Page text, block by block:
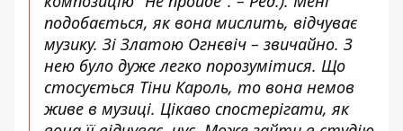
подобається, як вона мислить, відчуває
музику. Зі Златою Огнєвіч – звичайно. З
нею було дуже легко порозумітися. Що
стосується Тіни Кароль, то вона немов
живе в музиці. Цікаво спостерігати, як